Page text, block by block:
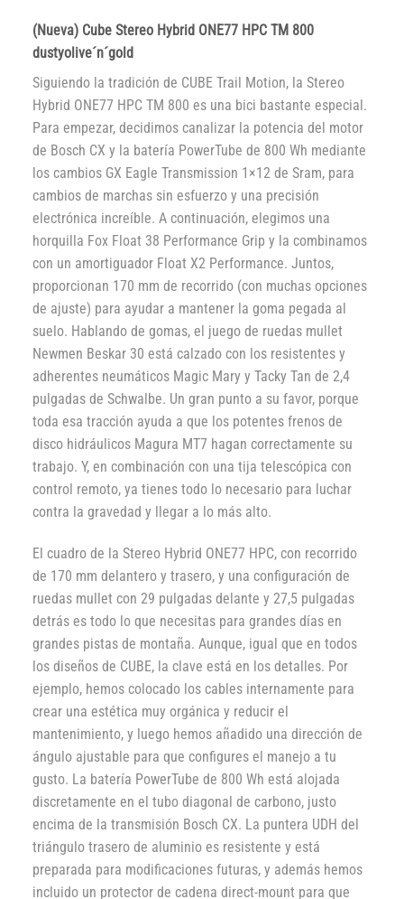
(Nueva) Cube Stereo Hybrid ONE77 HPC TM 800
dustyolive´n´gold
Siguiendo la tradición de CUBE Trail Motion, la Stereo
Hybrid ONE77 HPC TM 800 es una bici bastante especial.
Para empezar, decidimos canalizar la potencia del motor
de Bosch CX y la batería PowerTube de 800 Wh mediante
los cambios GX Eagle Transmission 1×12 de Sram, para
cambios de marchas sin esfuerzo y una precisión
electrónica increíble. A continuación, elegimos una
horquilla Fox Float 38 Performance Grip y la combinamos
con un amortiguador Float X2 Performance. Juntos,
proporcionan 170 mm de recorrido (con muchas opciones
de ajuste) para ayudar a mantener la goma pegada al
suelo. Hablando de gomas, el juego de ruedas mullet
Newmen Beskar 30 está calzado con los resistentes y
adherentes neumáticos Magic Mary y Tacky Tan de 2,4
pulgadas de Schwalbe. Un gran punto a su favor, porque
toda esa tracción ayuda a que los potentes frenos de
disco hidráulicos Magura MT7 hagan correctamente su
trabajo. Y, en combinación con una tija telescópica con
control remoto, ya tienes todo lo necesario para luchar
contra la gravedad y llegar a lo más alto.
El cuadro de la Stereo Hybrid ONE77 HPC, con recorrido
de 170 mm delantero y trasero, y una configuración de
ruedas mullet con 29 pulgadas delante y 27,5 pulgadas
detrás es todo lo que necesitas para grandes días en
grandes pistas de montaña. Aunque, igual que en todos
los diseños de CUBE, la clave está en los detalles. Por
ejemplo, hemos colocado los cables internamente para
crear una estética muy orgánica y reducir el
mantenimiento, y luego hemos añadido una dirección de
ángulo ajustable para que configures el manejo a tu
gusto. La batería PowerTube de 800 Wh está alojada
discretamente en el tubo diagonal de carbono, justo
encima de la transmisión Bosch CX. La puntera UDH del
triángulo trasero de aluminio es resistente y está
preparada para modificaciones futuras, y además hemos
incluido un protector de cadena direct-mount para que